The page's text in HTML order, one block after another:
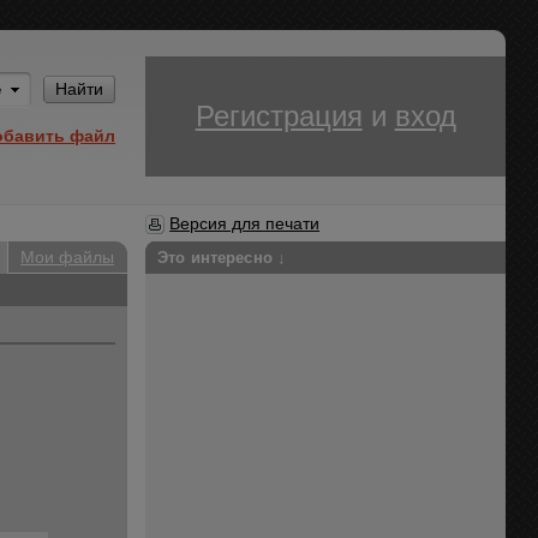
Найти
файл
Регистрация и вход
Версия для печати
Мои файлы
Это интересно ↓